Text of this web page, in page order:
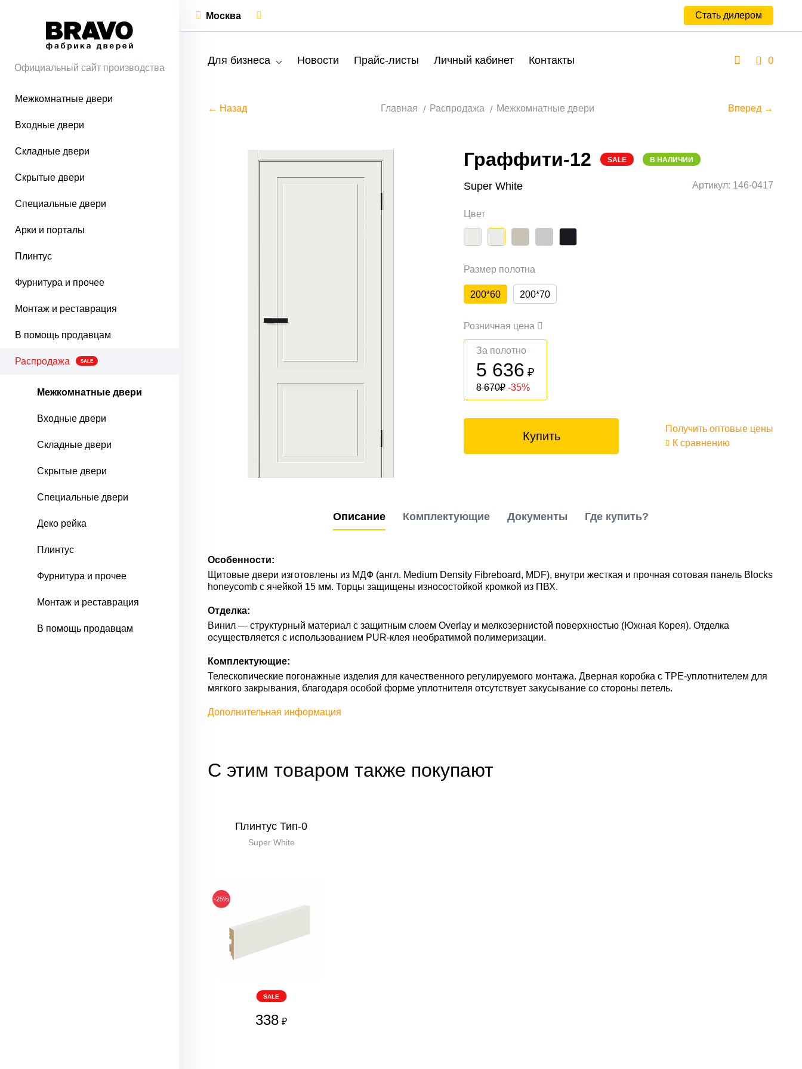
Официальный сайт производства
Межкомнатные двери
Входные двери
Складные двери
Скрытые двери
Специальные двери
Арки и порталы
Плинтус
Фурнитура и прочее
Монтаж и реставрация
В помощь продавцам
Распродажа SALE
Межкомнатные двери
Входные двери
Складные двери
Скрытые двери
Специальные двери
Деко рейка
Плинтус
Фурнитура и прочее
Монтаж и реставрация
В помощь продавцам
Москва Стать дилером
Для бизнеса Новости Прайс-листы Личный кабинет Контакты 0
← Назад Главная Распродажа Межкомнатные двери Вперед →
Граффити-12 SALE В НАЛИЧИИ
Super White Артикул: 146-0417
Цвет
Размер полотна
200*60 200*70
Розничная цена
За полотно
5 636 ₽
8 670₽ -35%
Купить
Получить оптовые цены
К сравнению
Описание Комплектующие Документы Где купить?
Особенности:
Щитовые двери изготовлены из МДФ (англ. Medium Density Fibreboard, MDF), внутри жесткая и прочная сотовая панель Blocks
honeycomb с ячейкой 15 мм. Торцы защищены износостойкой кромкой из ПВХ.
Отделка:
Винил — структурный материал с защитным слоем Overlay и мелкозернистой поверхностью (Южная Корея). Отделка
осуществляется с использованием PUR-клея необратимой полимеризации.
Комплектующие:
Телескопические погонажные изделия для качественного регулируемого монтажа. Дверная коробка с TPE-уплотнителем для
мягкого закрывания, благодаря особой форме уплотнителя отсутствует закусывание со стороны петель.
Дополнительная информация
С этим товаром также покупают
Плинтус Тип-0
Super White
-25%
SALE
338 ₽